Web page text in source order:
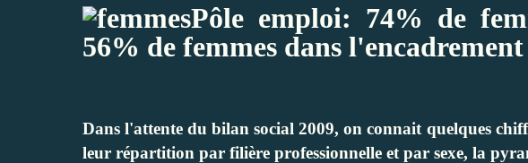
Pôle emploi: 74% de
56% de femmes dans l'encadrement
Dans l'attente du bilan social 2009, on connait quelques
leur répartition par filière professionnelle et par sexe, la